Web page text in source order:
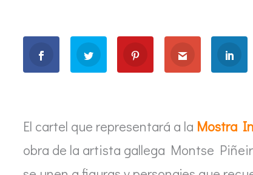
El cartel que representará a la Mostra
obra de la artista gallega Montse